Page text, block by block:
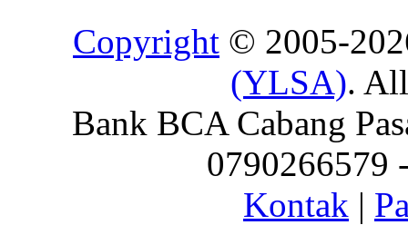
Copyright © 2005-
(YLSA).
Bank BCA Cabang
0790266579
Kontak |